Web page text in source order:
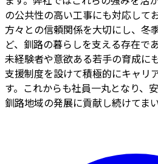
の公共性の高い工事にも対応して
方々との信頼関係を大切にし、冬
ど、釧路の暮らしを支える存在で
未経験者や意欲ある若手の育成に
支援制度を設けて積極的にキャリ
す。これからも社員一丸となり、
釧路地域の発展に貢献し続けてまい